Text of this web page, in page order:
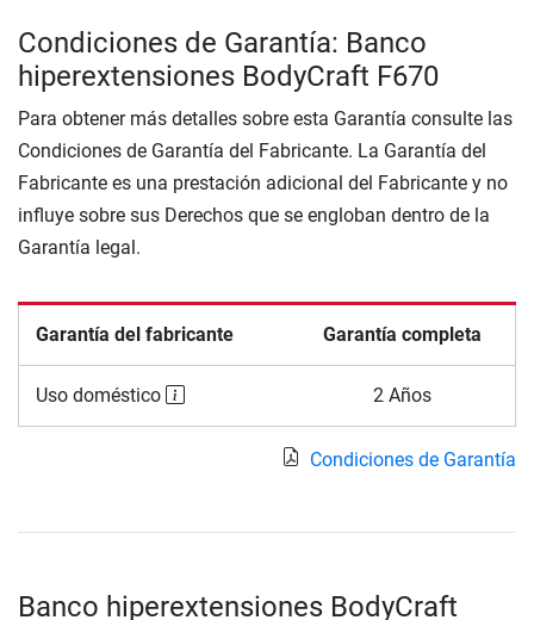
Condiciones de Garantía: Banco
hiperextensiones BodyCraft F670
Para obtener más detalles sobre esta Garantía consulte las
Condiciones de Garantía del Fabricante. La Garantía del
Fabricante es una prestación adicional del Fabricante y no
influye sobre sus Derechos que se engloban dentro de la
Garantía legal.
Garantía del fabricante Garantía completa
Uso doméstico 2 Años
Condiciones de Garantía
Banco hiperextensiones BodyCraft